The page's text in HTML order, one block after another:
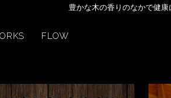
豊かな木の香りのなかで健
FLOW